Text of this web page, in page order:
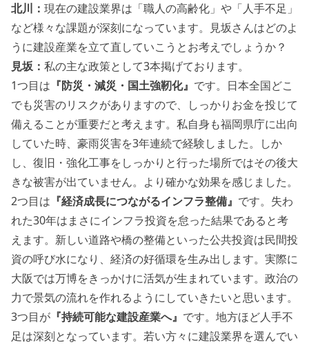
北川： 現在の建設業界は「職人の高齢化」や「人手不足」
など様々な課題が深刻になっています。見坂さんはどのよ
うに建設産業を立て直していこうとお考えでしょうか？
見坂： 私の主な政策として3本掲げております。
1つ目は 『防災・減災・国土強靭化』 です。日本全国どこ
でも災害のリスクがありますので、しっかりお金を投じて
備えることが重要だと考えます。私自身も福岡県庁に出向
していた時、豪雨災害を3年連続で経験しました。しか
し、復旧・強化工事をしっかりと行った場所ではその後大
きな被害が出ていません。より確かな効果を感じました。
2つ目は 『経済成長につながるインフラ整備』 です。失わ
れた30年はまさにインフラ投資を怠った結果であると考
えます。新しい道路や橋の整備といった公共投資は民間投
資の呼び水になり、経済の好循環を生み出します。実際に
大阪では万博をきっかけに活気が生まれています。政治の
力で景気の流れを作れるようにしていきたいと思います。
3つ目が 『持続可能な建設産業へ』 です。地方ほど人手不
足は深刻となっています。若い方々に建設業界を選んでい